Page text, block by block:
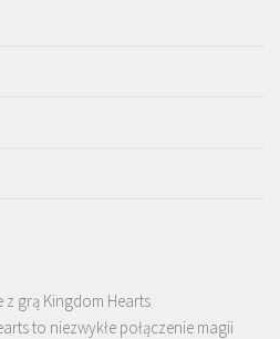
z grą Kingdom Hearts
to niezwykłe połączenie magii